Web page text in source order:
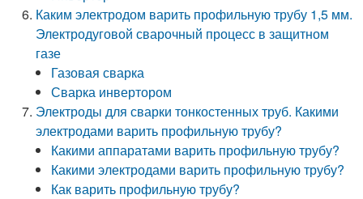
Каким электродом варить профильную трубу 1,5 мм.
Электродуговой сварочный процесс в защитном
газе
Газовая сварка
Сварка инвертором
Электроды для сварки тонкостенных труб. Какими
электродами варить профильную трубу?
Какими аппаратами варить профильную трубу?
Какими электродами варить профильную трубу?
Как варить профильную трубу?